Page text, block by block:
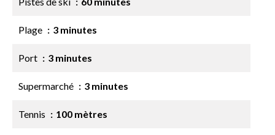
Plage 3 minutes
Port 3 minutes
Supermarché 3 minutes
Tennis 100 mètres